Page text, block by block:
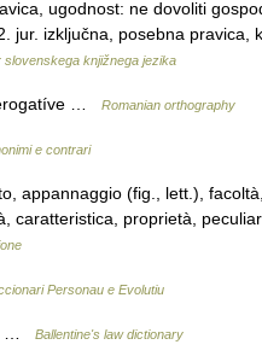
ugodnost: ne dovoliti
jur. izključna, posebna pravica,
slovenskega knjižnega jezika
… Romanian orthography
e contrari
appannaggio (fig., lett.),
caratteristica, proprietà,
Personau e Evolutiu
… Ballentine's law dictionary